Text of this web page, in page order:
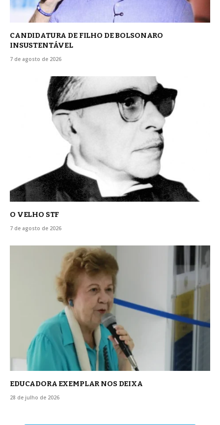
CANDIDATURA DE FILHO DE BOLSONARO
INSUSTENTÁVEL
7 de agosto de 2026
O VELHO STF
7 de agosto de 2026
EDUCADORA EXEMPLAR NOS DEIXA
28 de julho de 2026